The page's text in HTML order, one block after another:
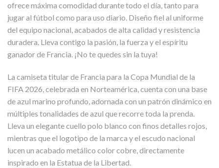
ofrece máxima comodidad durante todo el día, tanto para
jugar al fútbol como para uso diario. Diseño fiel al uniforme
del equipo nacional, acabados de alta calidad y resistencia
duradera. Lleva contigo la pasión, la fuerza y el espíritu
ganador de Francia. ¡No te quedes sin la tuya!
La camiseta titular de Francia para la Copa Mundial de la
FIFA 2026, celebrada en Norteamérica, cuenta con una base
de azul marino profundo, adornada con un patrón dinámico en
múltiples tonalidades de azul que recorre toda la prenda.
Lleva un elegante cuello polo blanco con finos detalles rojos,
mientras que el logotipo de la marca y el escudo nacional
lucen un acabado metálico color cobre, directamente
inspirado en la Estatua de la Libertad.